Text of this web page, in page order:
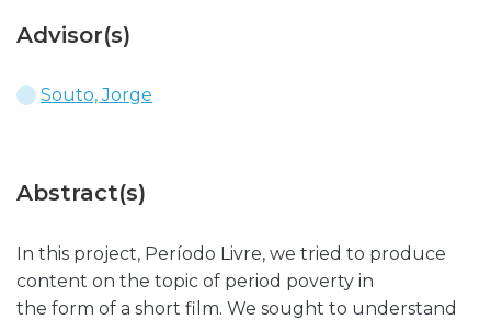
Advisor(s)
Souto, Jorge
Abstract(s)
In this project, Período Livre, we tried to produce
content on the topic of period poverty in
the form of a short film. We sought to understand